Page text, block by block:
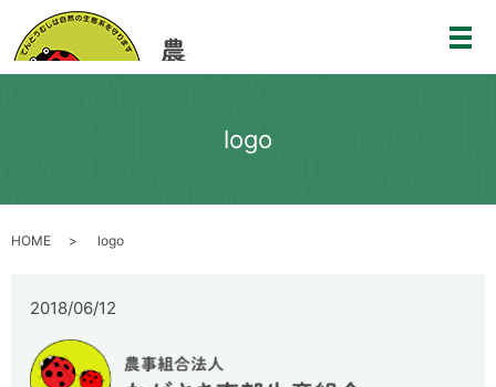
メ
logo
HOME logo
2018/06/12